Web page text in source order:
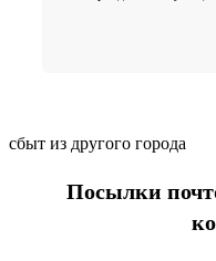
сбыт из другого города
Посылки